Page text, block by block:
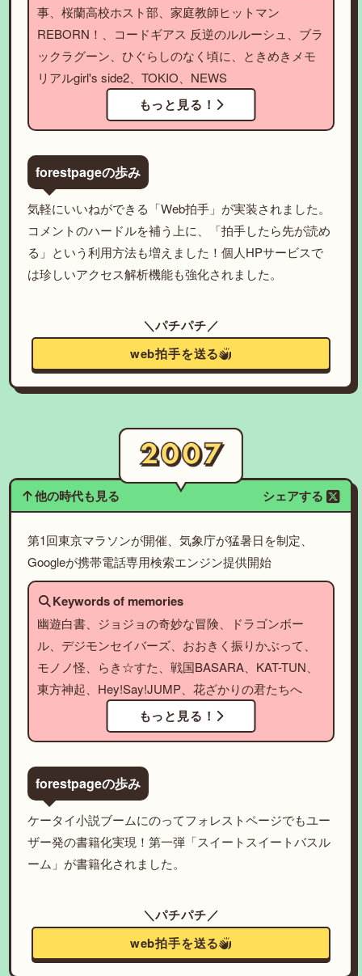
事、桜蘭高校ホスト部、家庭教師ヒットマン
REBORN！、コードギアス 反逆のルルーシュ、ブラ
ックラグーン、ひぐらしのなく頃に、ときめきメモ
リアルgirl's side2、TOKIO、NEWS
もっと見る！
forestpageの歩み
気軽にいいねができる「Web拍手」が実装されました。
コメントのハードルを補う上に、「拍手したら先が読め
る」という利用方法も増えました！個人HPサービスで
は珍しいアクセス解析機能も強化されました。
＼パチパチ／
web拍手を送る
他の時代も見る シェアする
第1回東京マラソンが開催、気象庁が猛暑日を制定、
Googleが携帯電話専用検索エンジン提供開始
Keywords of memories
幽遊白書、ジョジョの奇妙な冒険、ドラゴンボー
ル、デジモンセイバーズ、おおきく振りかぶって、
モノノ怪、らき☆すた、戦国BASARA、KAT-TUN、
東方神起、Hey!Say!JUMP、花ざかりの君たちへ
もっと見る！
forestpageの歩み
ケータイ小説ブームにのってフォレストページでもユー
ザー発の書籍化実現！第一弾「スイートスイートバスル
ーム」が書籍化されました。
＼パチパチ／
web拍手を送る